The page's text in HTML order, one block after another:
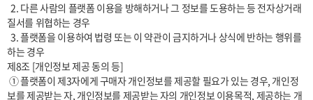
  2. 다른 사람의 플랫폼 이용을 방해하거나 그 정보를 도용하는 등 전자상거래
질서를 위협하는 경우
  3. 플랫폼을 이용하여 법령 또는 이 약관이 금지하거나 상식에 반하는 행위를
하는 경우
제8조 [개인정보 제공 동의 등]
보를 제공받는 자, 개인정보를 제공받는 자의 개인정보 이용목적, 제공하는 개